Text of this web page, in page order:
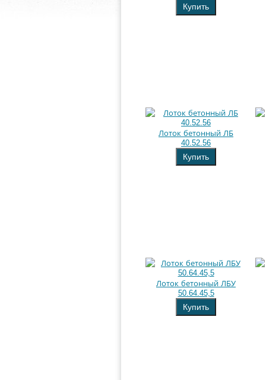
Купить
Лоток бетонный ЛБ
40.52.56
Купить
Лоток бетонный ЛБУ
50.64.45,5
Купить